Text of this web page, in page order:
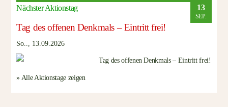
Nächster Aktionstag 13
SEP.
Tag des offenen Denkmals – Eintritt frei!
So.., 13.09.2026
» Alle Aktionstage zeigen